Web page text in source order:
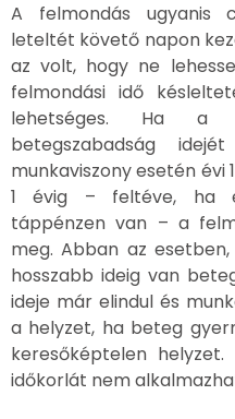
A felmondás ugyanis
leteltét követő napon
az volt, hogy ne
felmondási idő
lehetséges. Ha a
betegszabadság
munkaviszony esetén évi
1 évig – feltéve, ha
táppénzen van – a
meg. Abban az
hosszabb ideig van
ideje már elindul és
a helyzet, ha beteg
keresőképtelen
időkorlát nem